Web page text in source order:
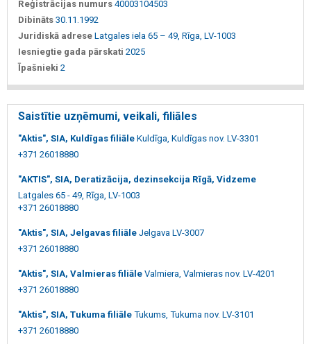
Reģistrācijas numurs 40003104503
Dibināts 30.11.1992
Juridiskā adrese Latgales iela 65 – 49, Rīga, LV-1003
Iesniegtie gada pārskati 2025
Īpašnieki 2
Saistītie uzņēmumi, veikali, filiāles
"Aktis", SIA, Kuldīgas filiāle Kuldīga, Kuldīgas nov. LV-3301
+371 26018880
"AKTIS", SIA, Deratizācija, dezinsekcija Rīgā, Vidzeme
Latgales 65 - 49, Rīga, LV-1003
+371 26018880
"Aktis", SIA, Jelgavas filiāle Jelgava LV-3007
+371 26018880
"Aktis", SIA, Valmieras filiāle Valmiera, Valmieras nov. LV-4201
+371 26018880
"Aktis", SIA, Tukuma filiāle Tukums, Tukuma nov. LV-3101
+371 26018880